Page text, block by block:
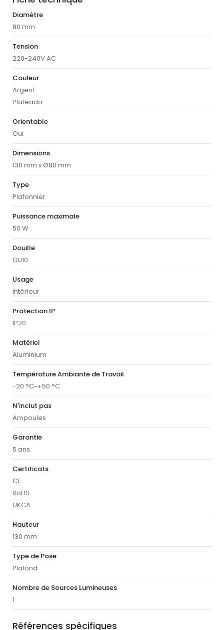
Diamètre
80 mm
Tension
220-240V AC
Couleur
Argent
Plateado
Orientable
Oui
Dimensions
130 mm x Ø80 mm
Type
Plafonnier
Puissance maximale
50 W
Douille
GU10
Usage
Intérieur
Protection IP
IP20
Matériel
Aluminium
Température Ambiante de Travail
-20 °C~+50 °C
N'inclut pas
Ampoules
Garantie
5 ans
Certificats
CE
RoHS
UKCA
Hauteur
130 mm
Type de Pose
Plafond
Nombre de Sources Lumineuses
1
Références spécifiques